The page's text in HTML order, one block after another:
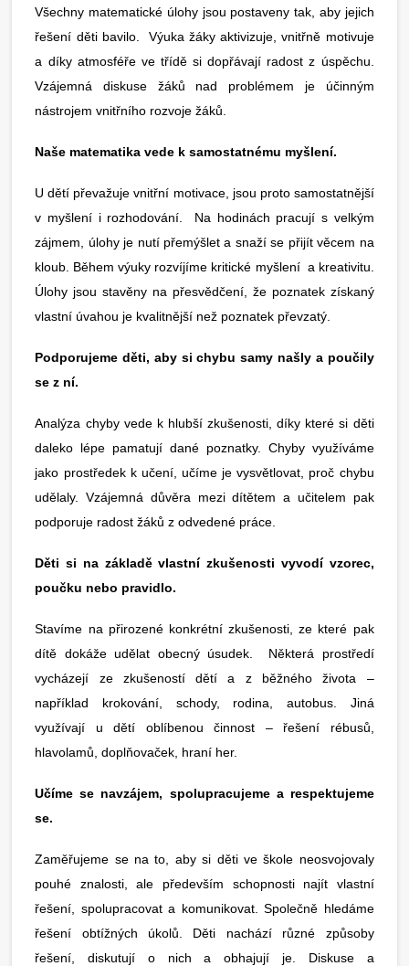
Všechny matematické úlohy jsou postaveny tak, aby jejich
řešení děti bavilo. Výuka žáky aktivizuje, vnitřně motivuje
a díky atmosféře ve třídě si dopřávají radost z úspěchu.
Vzájemná diskuse žáků nad problémem je účinným
nástrojem vnitřního rozvoje žáků.
Naše matematika vede k samostatnému myšlení.
U dětí převažuje vnitřní motivace, jsou proto samostatnější
v myšlení i rozhodování. Na hodinách pracují s velkým
zájmem, úlohy je nutí přemýšlet a snaží se přijít věcem na
kloub. Během výuky rozvíjíme kritické myšlení a kreativitu.
Úlohy jsou stavěny na přesvědčení, že poznatek získaný
vlastní úvahou je kvalitnější než poznatek převzatý.
Podporujeme děti, aby si chybu samy našly a poučily
se z ní.
Analýza chyby vede k hlubší zkušenosti, díky které si děti
daleko lépe pamatují dané poznatky. Chyby využíváme
jako prostředek k učení, učíme je vysvětlovat, proč chybu
udělaly. Vzájemná důvěra mezi dítětem a učitelem pak
podporuje radost žáků z odvedené práce.
Děti si na základě vlastní zkušenosti vyvodí vzorec,
poučku nebo pravidlo.
Stavíme na přirozené konkrétní zkušenosti, ze které pak
dítě dokáže udělat obecný úsudek. Některá prostředí
vycházejí ze zkušeností dětí a z běžného života –
například krokování, schody, rodina, autobus. Jiná
využívají u dětí oblíbenou činnost – řešení rébusů,
hlavolamů, doplňovaček, hraní her.
Učíme se navzájem, spolupracujeme a respektujeme
se.
Zaměřujeme se na to, aby si děti ve škole neosvojovaly
pouhé znalosti, ale především schopnosti najít vlastní
řešení, spolupracovat a komunikovat. Společně hledáme
řešení obtížných úkolů. Děti nachází různé způsoby
řešení, diskutují o nich a obhajují je. Diskuse a